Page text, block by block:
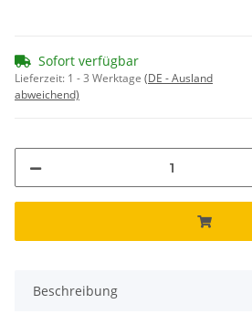
Sofort verfügbar
Lieferzeit: 1 - 3 Werktage (DE - Ausland
abweichend)
Beschreibung